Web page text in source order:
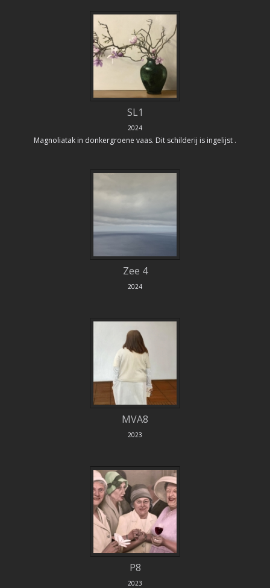
SL1
2024
Magnoliatak in donkergroene vaas. Dit schilderij is ingelijst .
Zee 4
2024
MVA8
2023
P8
2023